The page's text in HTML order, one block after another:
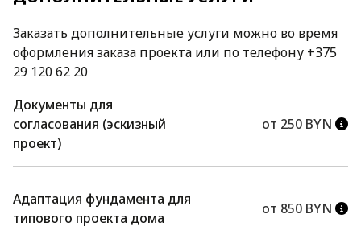
Заказать дополнительные услуги можно во время
оформления заказа проекта или по телефону +375
29 120 62 20
Документы для
согласования (эскизный
проект)
от 250 BYN
Адаптация фундамента для
типового проекта дома
от 850 BYN